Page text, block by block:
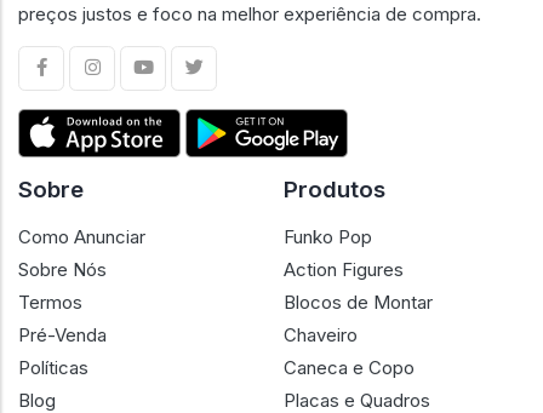
preços justos e foco na melhor experiência de compra.
Sobre
Como Anunciar
Sobre Nós
Termos
Pré-Venda
Políticas
Blog
Produtos
Funko Pop
Action Figures
Blocos de Montar
Chaveiro
Caneca e Copo
Placas e Quadros